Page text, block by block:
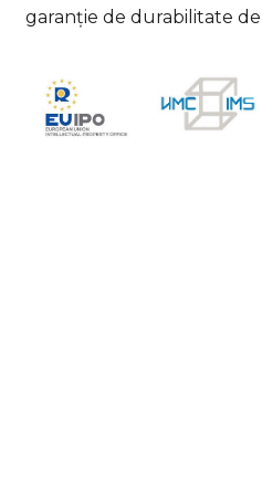
garanție de durabilitate de